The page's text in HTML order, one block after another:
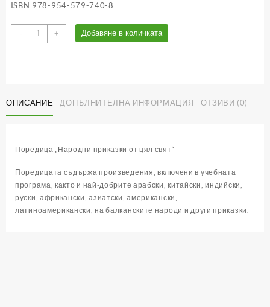
ISBN 978-954-579-740-8
-
количество
за
2
+ Добавяне в количката
ОПИСАНИЕ ДОПЪЛНИТЕЛНА ИНФОРМАЦИЯ ОТЗИВИ (0)
Поредица „Народни приказки от цял свят“
Поредицата съдържа произведения, включени в учебната
програма, както и най-добрите арабски, китайски, индийски,
руски, африкански, азиатски, американски,
латиноамерикански, на балканските народи и други приказки.